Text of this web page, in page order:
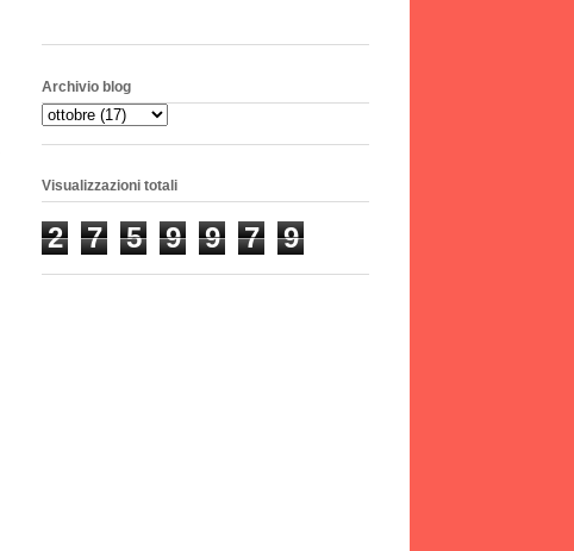
Archivio blog
Visualizzazioni totali
2 7 5 9 9 7 9